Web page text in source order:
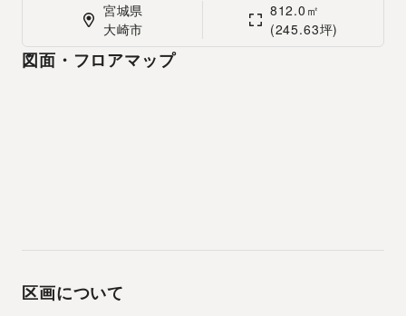
宮城県
大崎市
812.0㎡
(245.63坪)
図面・フロアマップ
区画について